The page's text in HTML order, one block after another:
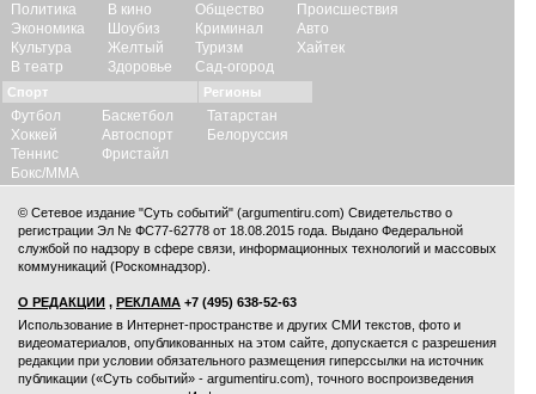
Политика
Экономика
Культура
В театр
В кино
Шоубиз
Желтый
Здоровье
Общество
Криминал
Туризм
Сад-огород
Происшествия
Авто
Хайтек
Спорт
Футбол
Хоккей
Теннис
Бокс/ММА
Баскетбол
Автоспорт
Фристайл
Регионы
Татарстан
Белоруссия
© Сетевое издание "Суть событий" (argumentiru.com) Свидетельство о
регистрации Эл № ФС77-62778 от 18.08.2015 года. Выдано Федеральной
службой по надзору в сфере связи, информационных технологий и массовых
коммуникаций (Роскомнадзор).
О РЕДАКЦИИ , РЕКЛАМА +7 (495) 638-52-63
Использование в Интернет-пространстве и других СМИ текстов, фото и
видеоматериалов, опубликованных на этом сайте, допускается с разрешения
редакции при условии обязательного размещения гиперссылки на источник
публикации («Суть событий» - argumentiru.com), точного воспроизведения